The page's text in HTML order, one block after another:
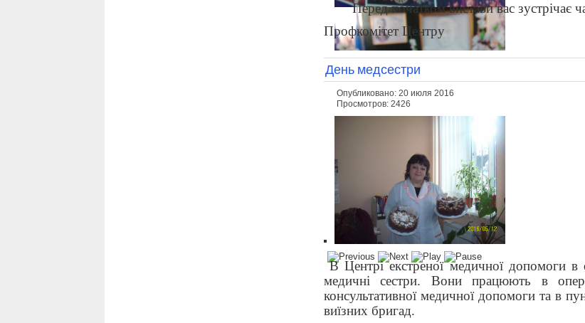
Перед початком вистави вас зустрічає
Профкомітет Центру
День медсестри
Опубликовано: 20 июля 2016
Просмотров: 2426
В Центрі екстреної медичної допомоги
медичні сестри. Вони працюють в
консультативної медичної допомоги та в
виїзних бригад.